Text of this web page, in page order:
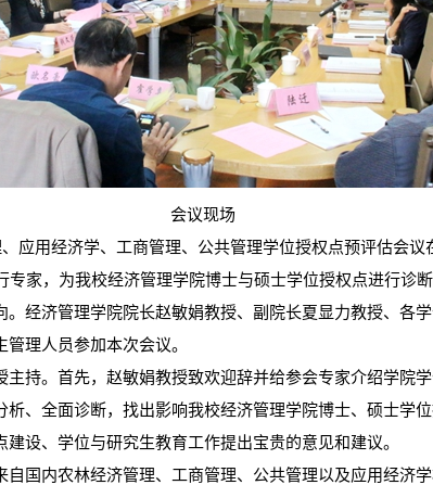
会议现场
用经济学、工商管理、公共管理学位授权点预评估会议
专家，为我校经济管理学院博士与硕士学位授权点进行诊
。经济管理学院院长赵敏娟教授、副院长夏显力教授、各
理人员参加本次会议。
。首先，赵敏娟教授致欢迎辞并给参会专家介绍学院学
析、全面诊断，找出影响我校经济管理学院博士、硕士学
设、学位与研究生教育工作提出宝贵的意见和建议。
内农林经济管理、工商管理、公共管理以及应用经济学